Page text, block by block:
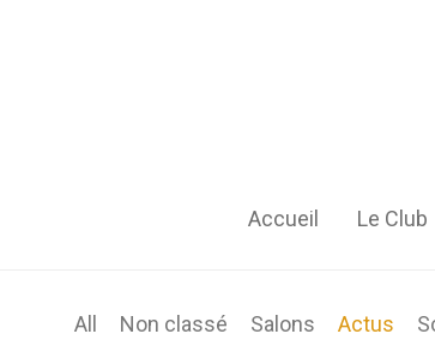
Accueil Le Club
All Non classé Salons Actus